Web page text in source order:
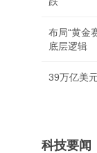
布局“黄金
底层逻辑
39万亿美
科技要闻